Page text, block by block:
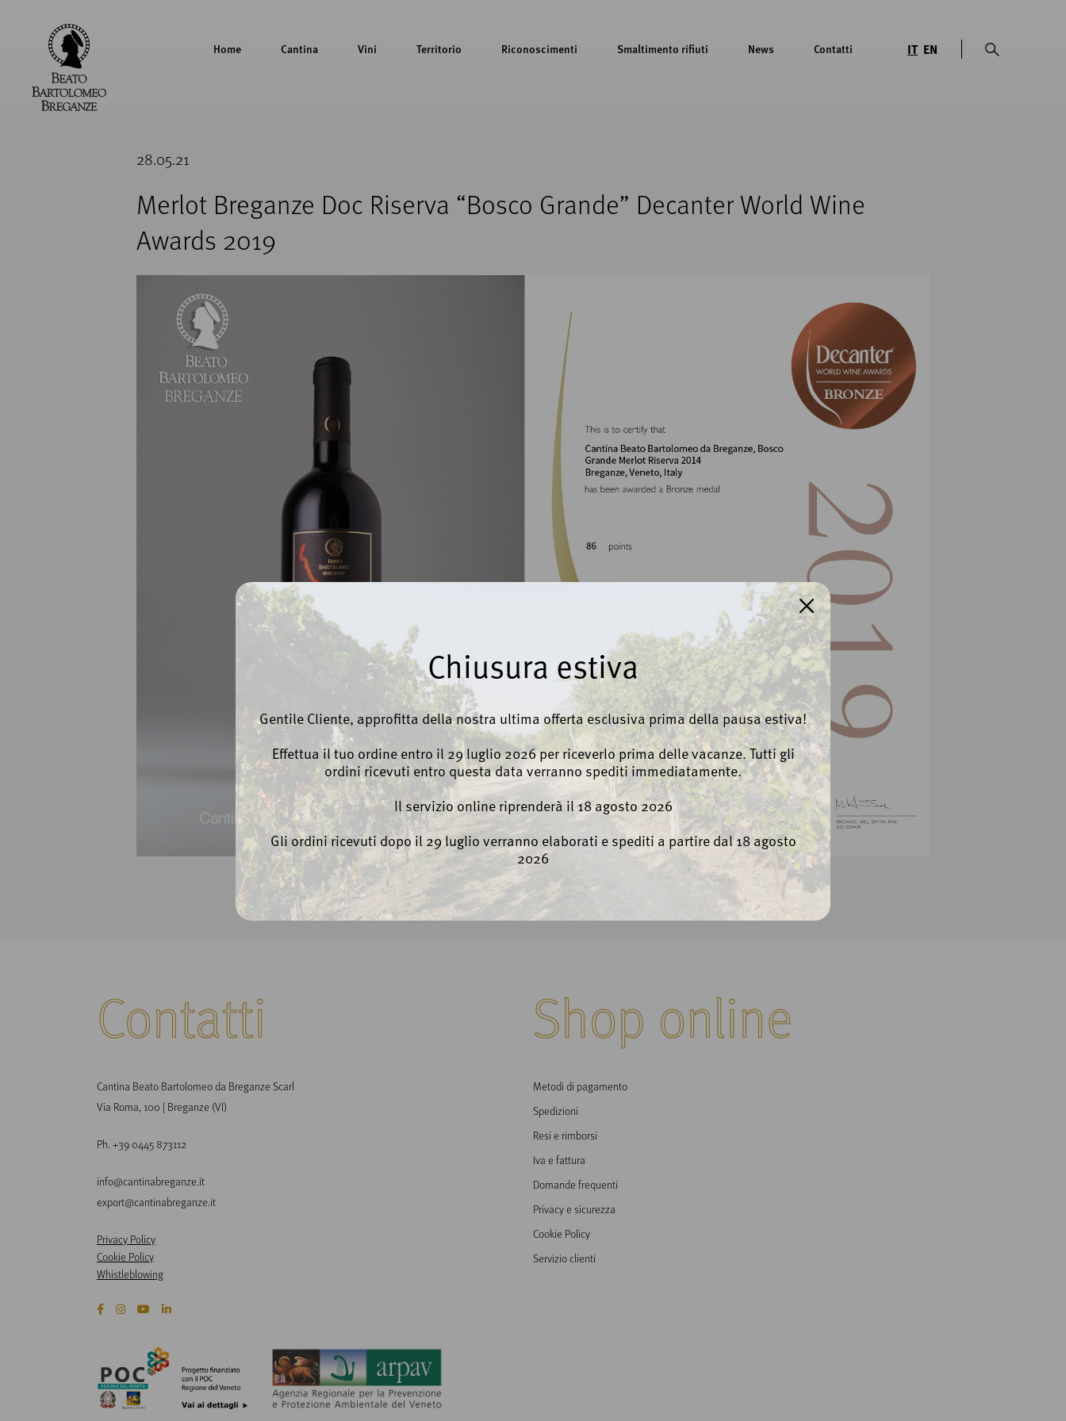
Home Cantina Vini Territorio Riconoscimenti Smaltimento rifiuti News Contatti EN
IT
28.05.21
Merlot Breganze Doc Riserva “Bosco Grande” Decanter World Wine
Awards 2019
Contatti
Cantina Beato Bartolomeo da Breganze Scarl
Via Roma, 100 | Breganze (VI)
Ph. +39 0445 873112
info@cantinabreganze.it
export@cantinabreganze.it
Privacy Policy
Cookie Policy
Whistleblowing
Shop online
Metodi di pagamento
Spedizioni
Resi e rimborsi
Iva e fattura
Domande frequenti
Privacy e sicurezza
Cookie Policy
Servizio clienti
Chiusura estiva
Gentile Cliente, approfitta della nostra ultima offerta esclusiva prima della pausa estiva!
Effettua il tuo ordine entro il 29 luglio 2026 per riceverlo prima delle vacanze. Tutti gli
ordini ricevuti entro questa data verranno spediti immediatamente.
Il servizio online riprenderà il 18 agosto 2026
Gli ordini ricevuti dopo il 29 luglio verranno elaborati e spediti a partire dal 18 agosto
2026